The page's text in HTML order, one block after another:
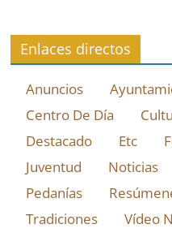
Enlaces directos
Anuncios
Centro De Día
Destacado
Etc
Juventud
Noticias
Pedanías
Tradiciones
Vídeo